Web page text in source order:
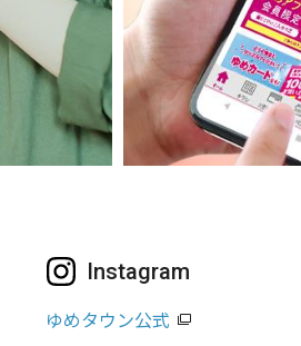
Instagram
ゆめタウン公式